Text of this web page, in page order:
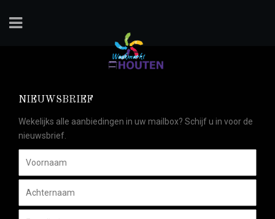
NIEUWSBRIEF
Wekelijks alle aanbiedingen in uw mailbox? Schijf u in voor de
nieuwsbrief.